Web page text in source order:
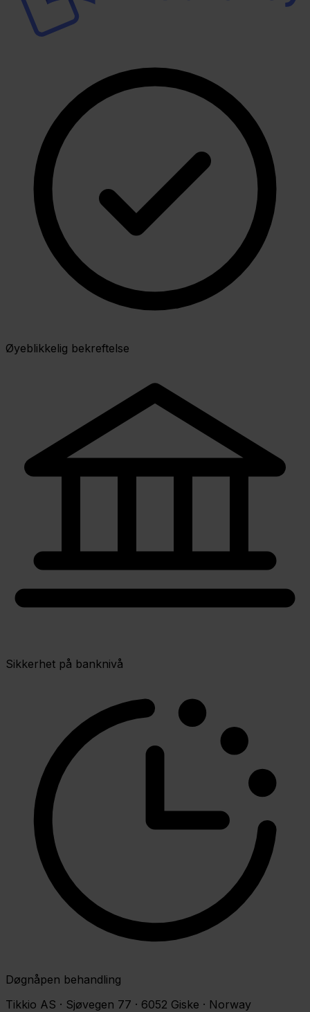
Øyeblikkelig bekreftelse
Sikkerhet på banknivå
Døgnåpen behandling
Tikkio AS · Sjøvegen 77 · 6052 Giske · Norway